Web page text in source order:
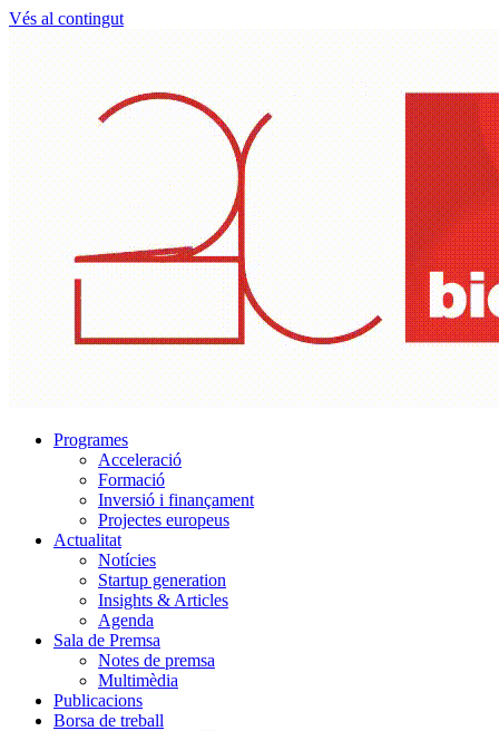
Vés al contingut
Programes
Acceleració
Formació
Inversió i finançament
Projectes europeus
Actualitat
Notícies
Startup generation
Insights & Articles
Agenda
Sala de Premsa
Notes de premsa
Multimèdia
Publicacions
Borsa de treball